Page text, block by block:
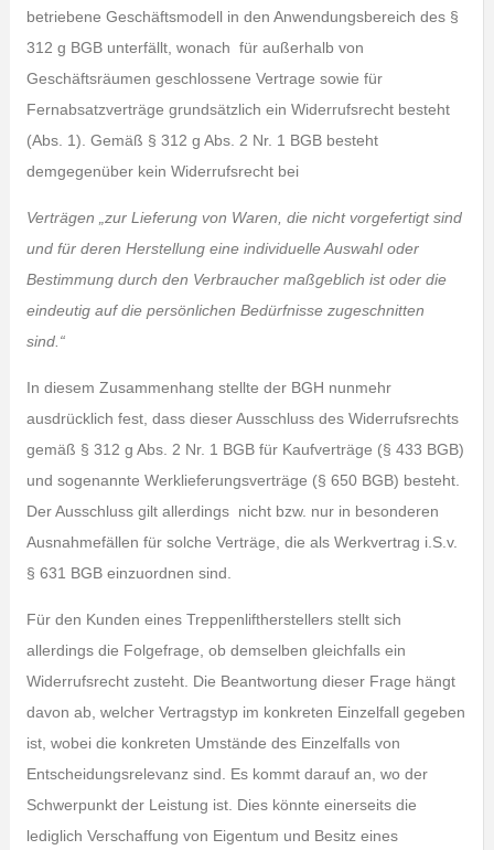
betriebene Geschäftsmodell in den Anwendungsbereich des §
312 g BGB unterfällt, wonach für außerhalb von
Geschäftsräumen geschlossene Vertrage sowie für
Fernabsatzverträge grundsätzlich ein Widerrufsrecht besteht
(Abs. 1). Gemäß § 312 g Abs. 2 Nr. 1 BGB besteht
demgegenüber kein Widerrufsrecht bei
Verträgen „zur Lieferung von Waren, die nicht vorgefertigt sind
und für deren Herstellung eine individuelle Auswahl oder
Bestimmung durch den Verbraucher maßgeblich ist oder die
eindeutig auf die persönlichen Bedürfnisse zugeschnitten
sind.“
In diesem Zusammenhang stellte der BGH nunmehr
ausdrücklich fest, dass dieser Ausschluss des Widerrufsrechts
gemäß § 312 g Abs. 2 Nr. 1 BGB für Kaufverträge (§ 433 BGB)
und sogenannte Werklieferungsverträge (§ 650 BGB) besteht.
Der Ausschluss gilt allerdings nicht bzw. nur in besonderen
Ausnahmefällen für solche Verträge, die als Werkvertrag i.S.v.
§ 631 BGB einzuordnen sind.
Für den Kunden eines Treppenliftherstellers stellt sich
allerdings die Folgefrage, ob demselben gleichfalls ein
Widerrufsrecht zusteht. Die Beantwortung dieser Frage hängt
davon ab, welcher Vertragstyp im konkreten Einzelfall gegeben
ist, wobei die konkreten Umstände des Einzelfalls von
Entscheidungsrelevanz sind. Es kommt darauf an, wo der
Schwerpunkt der Leistung ist. Dies könnte einerseits die
lediglich Verschaffung von Eigentum und Besitz eines